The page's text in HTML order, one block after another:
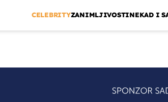
CELEBRITYZANIMLJIVOSTINEKAD I